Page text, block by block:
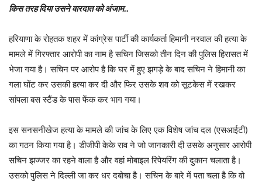
किस तरह दिया उसने वारदात को अंजाम..
हरियाणा के रोहतक शहर में कांग्रेस पार्टी की कार्यकर्ता हिमानी नरवाल की हत्या के
मामले में गिरफ्तार आरोपी का नाम है सचिन जिसको तीन दिन की पुलिस हिरासत में
भेजा गया है। सचिन पर आरोप है कि घर में हुए झगड़े के बाद सचिन ने हिमानी का
गला घोंट कर उसकी हत्या कर दी और फिर उसके शव को सूटकेस में रखकर
सांपला बस स्टैंड के पास फेंक कर भाग गया।
इस सनसनीखेज हत्या के मामले की जांच के लिए एक विशेष जांच दल (एसआईटी)
का गठन किया गया है। डीजीपी केके राव ने जो जानकारी दी उसके अनुसार आरोपी
सचिन झज्जर का रहने वाला है और वहां मोबाइल रिपेयरिंग की दुकान चलाता है।
उसको पुलिस ने दिल्ली जा कर धर दबोचा है। सचिन के बारे में पता चला है कि वो